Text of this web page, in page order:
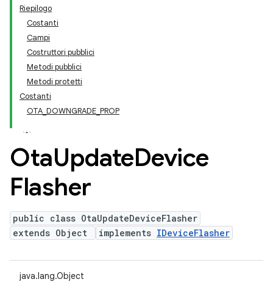
Riepilogo
Costanti
Campi
Costruttori pubblici
Metodi pubblici
Metodi protetti
Costanti
OTA_DOWNGRADE_PROP
OtaUpdateDevice
Flasher
public class OtaUpdateDeviceFlasher
extends Object
implements IDeviceFlasher
java.lang.Object